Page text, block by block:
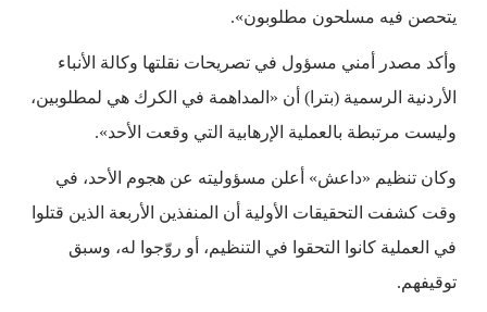
يتحصن فيه مسلحون مطلوبون».
وأكد مصدر أمني مسؤول في تصريحات نقلتها وكالة الأنباء
الأردنية الرسمية (بترا) أن «المداهمة في الكرك هي لمطلوبين،
وليست مرتبطة بالعملية الإرهابية التي وقعت الأحد».
وكان تنظيم «داعش» أعلن مسؤوليته عن هجوم الأحد، في
وقت كشفت التحقيقات الأولية أن المنفذين الأربعة الذين قتلوا
في العملية كانوا التحقوا في التنظيم، أو روّجوا له، وسبق
توقيفهم.